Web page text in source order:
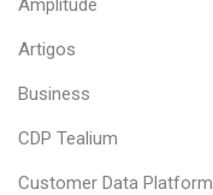
Amplitude
Artigos
Business
CDP Tealium
Customer Data Platform